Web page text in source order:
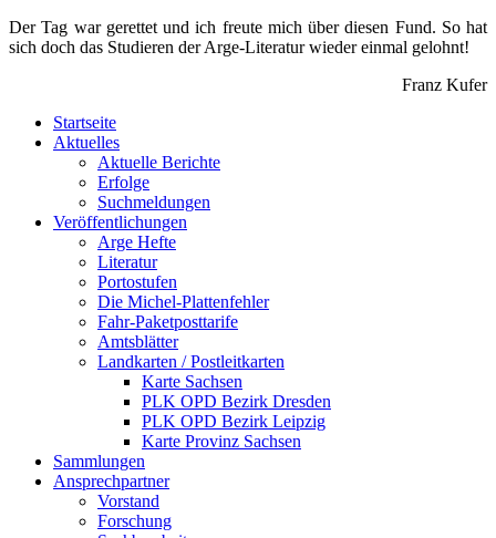
Der Tag war gerettet und ich freute mich über diesen Fund. So hat
sich doch das Studieren der Arge-Literatur wieder einmal gelohnt!
Franz Kufer
Startseite
Aktuelles
Aktuelle Berichte
Erfolge
Suchmeldungen
Veröffentlichungen
Arge Hefte
Literatur
Portostufen
Die Michel-Plattenfehler
Fahr-Paketposttarife
Amtsblätter
Landkarten / Postleitkarten
Karte Sachsen
PLK OPD Bezirk Dresden
PLK OPD Bezirk Leipzig
Karte Provinz Sachsen
Sammlungen
Ansprechpartner
Vorstand
Forschung